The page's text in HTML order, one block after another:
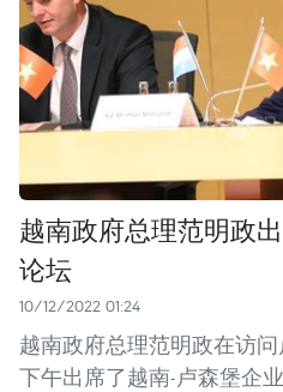
越南政府总理范明政
论坛
10/12/2022 01:24
越南政府总理范明政在访问
下午出席了越南-卢森堡企